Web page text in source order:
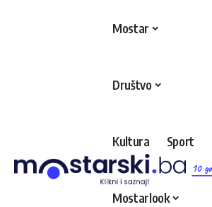
10
Mostar
Društvo
Kultura Sport
Mostarlook